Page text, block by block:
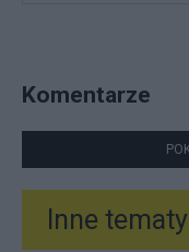
Komentarze
Inne